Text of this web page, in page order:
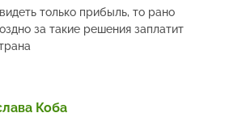
только прибыль, то рано
за такие решения заплатит
Коба